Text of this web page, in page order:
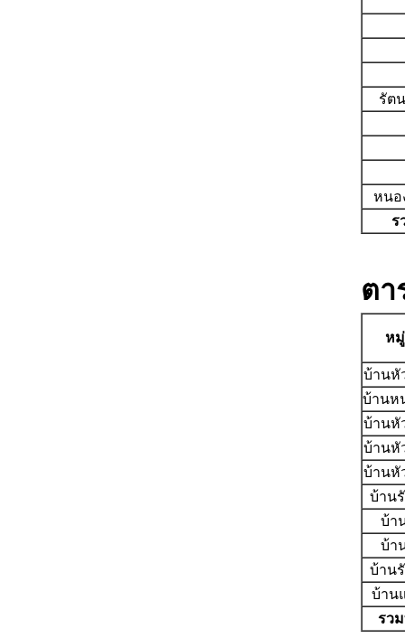
รัต
หนอ
ร
ตา
ห
บ้านหั
บ้านห
บ้านหั
บ้านหั
บ้านหั
บ้าน
บ้า
บ้า
บ้าน
บ้าน
รว